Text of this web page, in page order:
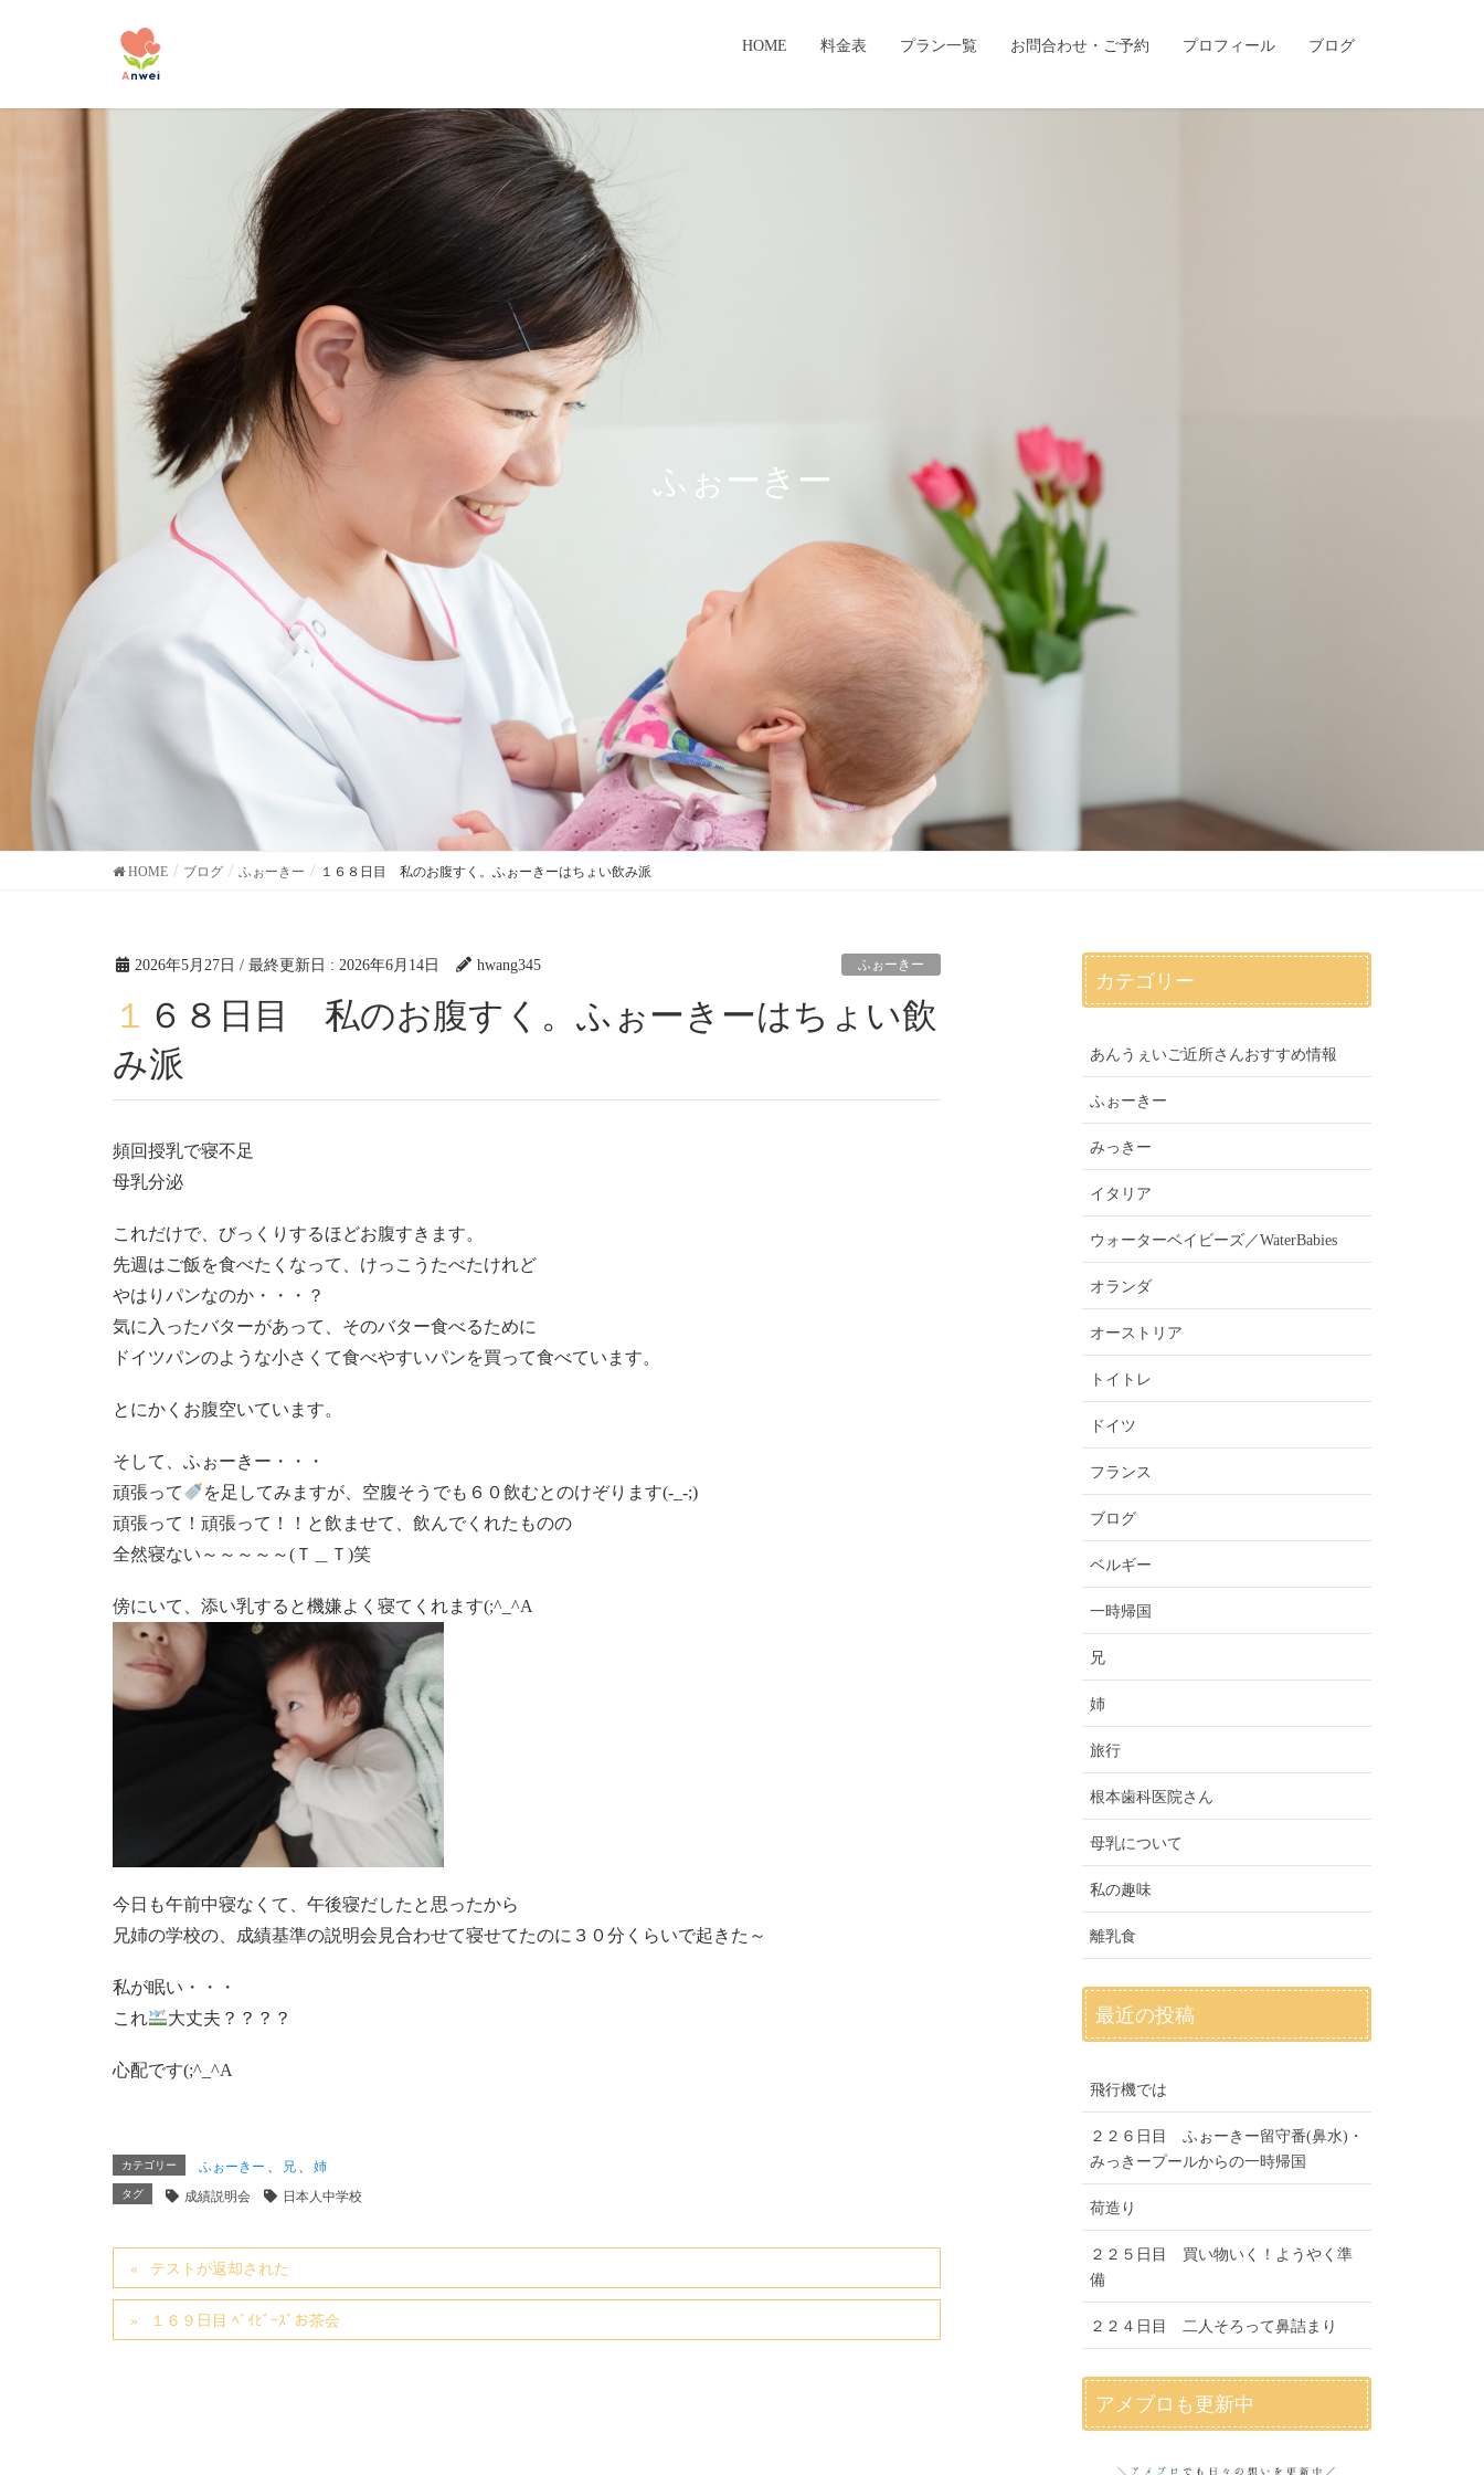
HOME 料金表 プラン一覧 お問合わせ・ご予約 プロフィール ブログ
ふぉーきー
HOME ブログ ふぉーきー １６８日目 私のお腹すく。ふぉーきーはちょい飲み派
2026年5月27日 / 最終更新日 : 2026年6月14日 hwang345 ふぉーきー
１６８日目 私のお腹すく。ふぉーきーはちょい飲
み派
頻回授乳で寝不足
母乳分泌
これだけで、びっくりするほどお腹すきます。
先週はご飯を食べたくなって、けっこうたべたけれど
やはりパンなのか・・・？
気に入ったバターがあって、そのバター食べるために
ドイツパンのような小さくて食べやすいパンを買って食べています。
とにかくお腹空いています。
そして、ふぉーきー・・・
頑張って
を足してみますが、空腹そうでも６０飲むとのけぞります(-_-;)
頑張って！頑張って！！と飲ませて、飲んでくれたものの
全然寝ない～～～～～(Ｔ＿Ｔ)笑
傍にいて、添い乳すると機嫌よく寝てくれます(;^_^A
今日も午前中寝なくて、午後寝だしたと思ったから
兄姉の学校の、成績基準の説明会見合わせて寝せてたのに３０分くらいで起きた～
私が眠い・・・
これ
大丈夫？？？？
心配です(;^_^A
カテゴリー ふぉーきー 、 兄 、 姉
タグ 成績説明会 日本人中学校
テストが返却された
１６９日目 ﾍﾞｲﾋﾞｰｽﾞお茶会
カテゴリー
あんうぇいご近所さんおすすめ情報
ふぉーきー
みっきー
イタリア
ウォーターベイビーズ／WaterBabies
オランダ
オーストリア
トイトレ
ドイツ
フランス
ブログ
ベルギー
一時帰国
兄
姉
旅行
根本歯科医院さん
母乳について
私の趣味
離乳食
最近の投稿
飛行機では
２２６日目 ふぉーきー留守番(鼻水)・
みっきープールからの一時帰国
荷造り
２２５日目 買い物いく！ようやく準
備
２２４日目 二人そろって鼻詰まり
アメブロも更新中